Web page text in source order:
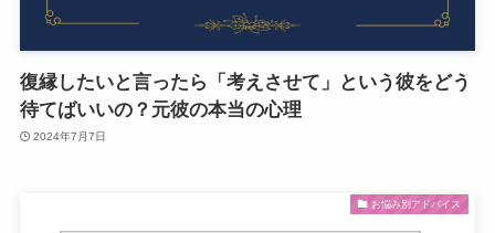
復縁したいと言ったら「考えさせて」という彼をどう
待てばいいの？元彼の本当の心理
2024年7月7日
お悩み別アドバイス